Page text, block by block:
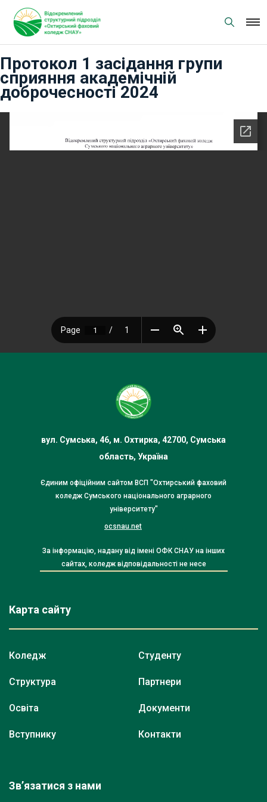
content
Протокол 1 засідання групи
сприяння академічній
доброчесності 2024
вул. Сумська, 46, м. Охтирка, 42700, Сумська
область, Україна
Єдиним офіційним сайтом ВСП "Охтирський фаховий
коледж Сумського національного аграрного
університету"
ocsnau.net
За інформацію, надану від імені ОФК СНАУ на інших
сайтах, коледж відповідальності не несе
Карта сайту
Коледж
Структура
Освіта
Вступнику
Студенту
Партнери
Документи
Контакти
Зв’язатися з нами